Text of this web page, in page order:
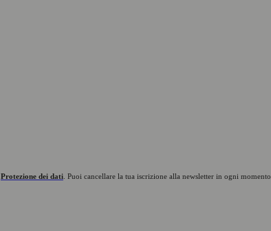
Protezione dei dati . Puoi cancellare la tua iscrizione alla newsletter in ogni momento.